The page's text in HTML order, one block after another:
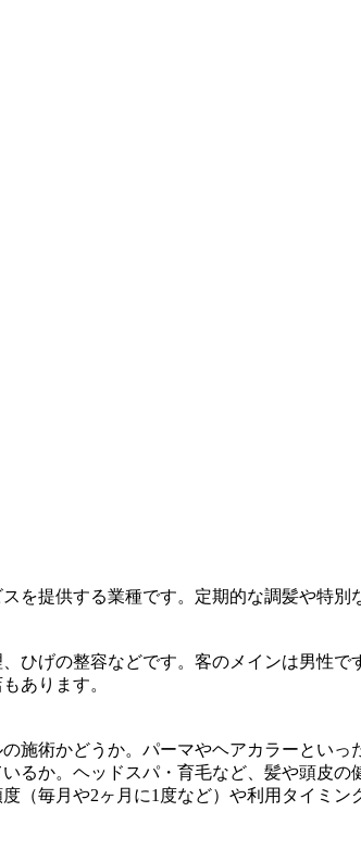
を提供する業種です。定期的な調髪や特
げの整容などです。客のメインは男性で
あります。
施術かどうか。パーマやヘアカラーといっ
るか。ヘッドスパ・育毛など、髪や頭皮
（毎月や2ヶ月に1度など）や利用タイミ